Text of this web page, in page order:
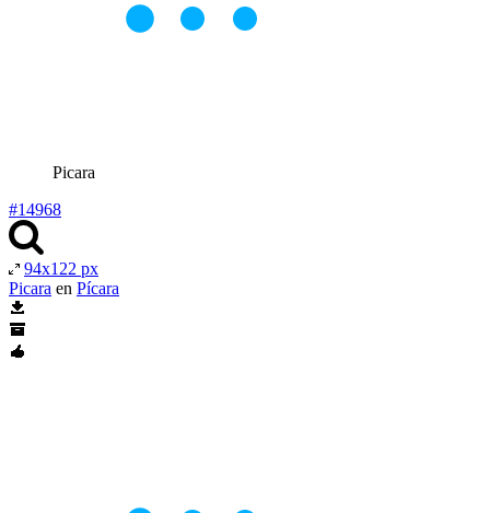
Picara
#14968
94x122 px
Picara en Pícara